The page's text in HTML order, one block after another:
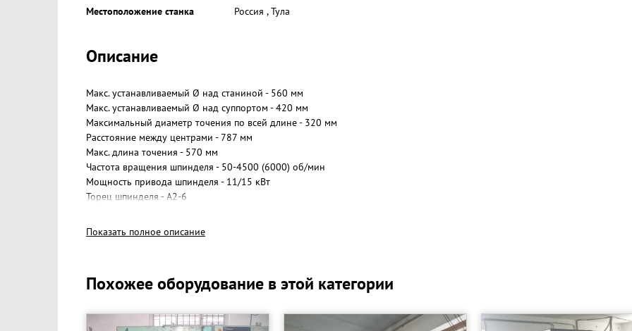
Местоположение станка
Россия ,Тула
Описание
Макс. устанавливаемый Ø над станиной - 560 мм
Макс. устанавливаемый Ø над суппортом - 420 мм
Максимальный диаметр точения по всей длине - 320 мм
Расстояние между центрами - 787 мм
Макс. длина точения - 570 мм
Частота вращения шпинделя - 50-4500 (6000) об/мин
Мощность привода шпинделя - 11/15 кВт
Торец шпинделя - А2-6
Комплектация:
- ЧПУ FANUC 0i-TF + 8.4" цветной дисплей + manual guide 0i;
- педаль для зажима/разжима патрона;
- держатель инструмента для наружной обработки – 2 шт;
Показать полное описание
Похожее оборудование в этой категории